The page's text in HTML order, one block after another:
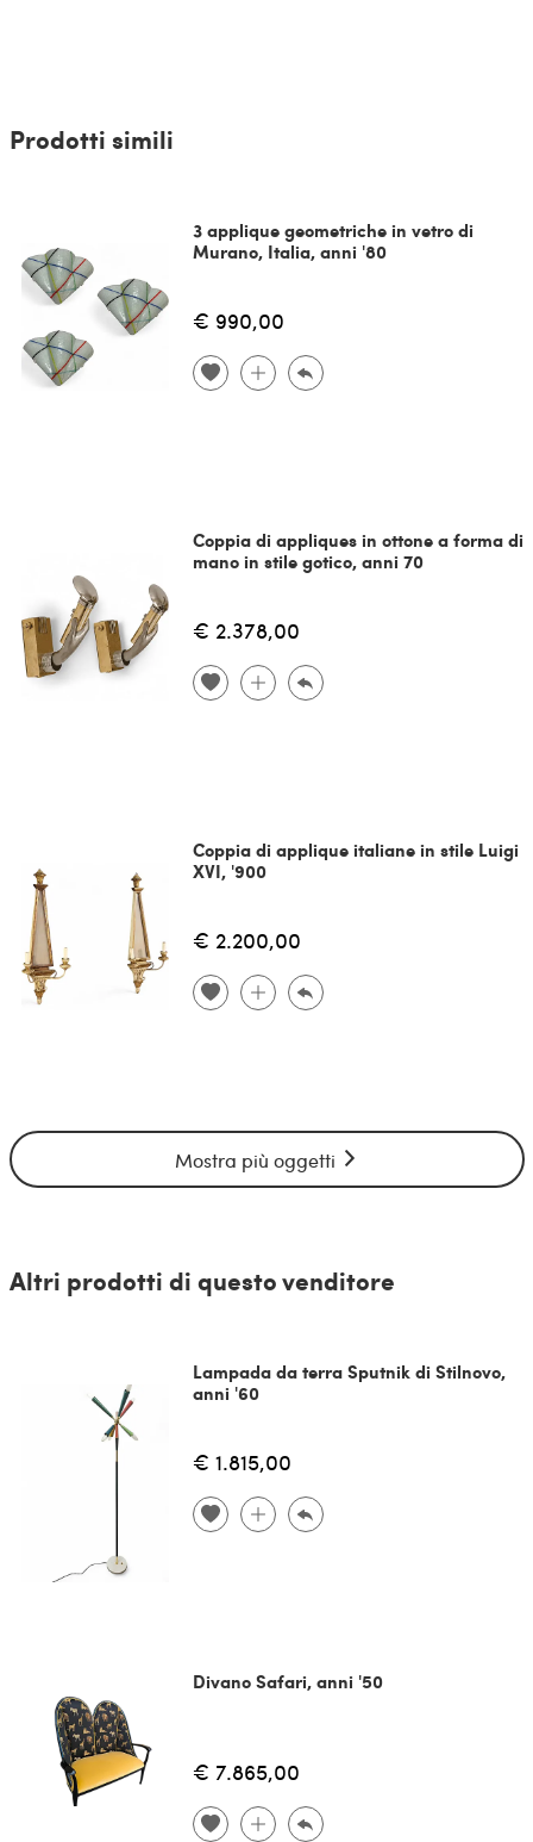
Prodotti simili
3 applique geometriche in vetro di
Murano, Italia, anni '80
€ 990,00
Coppia di appliques in ottone a forma di
mano in stile gotico, anni 70
€ 2.378,00
Coppia di applique italiane in stile Luigi
XVI, '900
€ 2.200,00
Mostra più oggetti
Altri prodotti di questo venditore
Lampada da terra Sputnik di Stilnovo,
anni '60
€ 1.815,00
Divano Safari, anni '50
€ 7.865,00